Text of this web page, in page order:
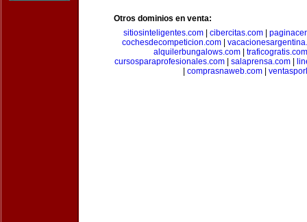
Otros dominios en venta:
sitiosinteligentes.com
cibercitas.com
cochesdecompeticion.com
alquilerbungalows.com| traficogratis.com
cursosparaprofesionales.com
salaprensa.com
comprasnaweb.com